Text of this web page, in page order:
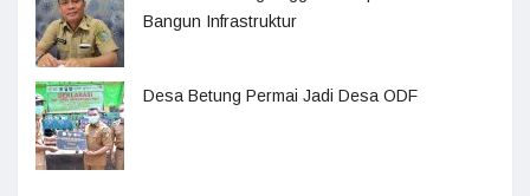
Bangun Infrastruktur
Desa Betung Permai Jadi Desa ODF